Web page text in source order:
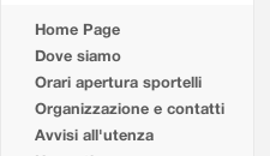
Home Page
Dove siamo
Orari apertura sportelli
Organizzazione e contatti
Avvisi all'utenza